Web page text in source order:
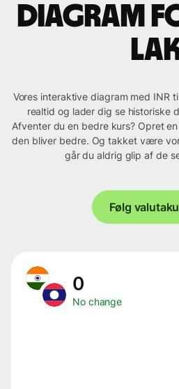
Diagram
Vores interaktive diagram med INR
realtid og lader dig se historiske
Afventer du en bedre kurs? Opret
den bliver bedre. Og takket være
går du aldrig glip af de
Følg
0
No change